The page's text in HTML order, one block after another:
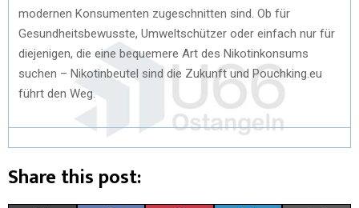
modernen Konsumenten zugeschnitten sind. Ob für
Gesundheitsbewusste, Umweltschützer oder einfach nur für
diejenigen, die eine bequemere Art des Nikotinkonsums
suchen – Nikotinbeutel sind die Zukunft und Pouchking.eu
führt den Weg.
Share this post: